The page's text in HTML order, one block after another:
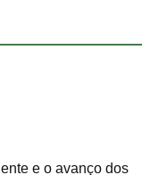
e o avanço dos